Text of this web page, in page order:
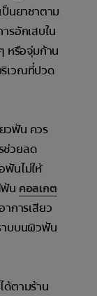
ป็นยาชาตาม
รอักเสบใน
หรือจุ่มก้าน
ริเวณที่ปวด
วฟัน ควร
ช่วยลด
ฟันไม่ให้
ฟัน คอลเกต
การเสียว
าบบนผิวฟัน
ด้ตามร้าน